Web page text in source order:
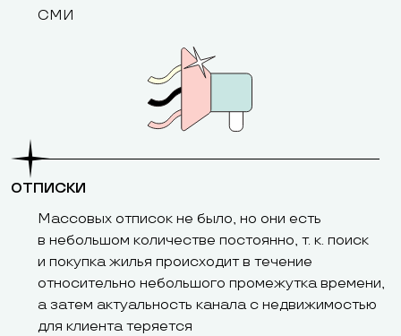
СМИ
ОТПИСКИ
Массовых отписок не было, но они есть
в небольшом количестве постоянно, т. к. поиск
и покупка жилья происходит в течение
относительно небольшого промежутка времени,
а затем актуальность канала с недвижимостью
для клиента теряется